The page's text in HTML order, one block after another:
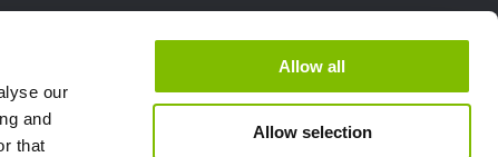
our
and
that
Allow all
Allow selection
Niftylink